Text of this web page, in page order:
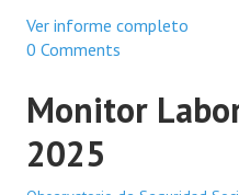
Ver informe completo
0 Comments
Monitor
2025